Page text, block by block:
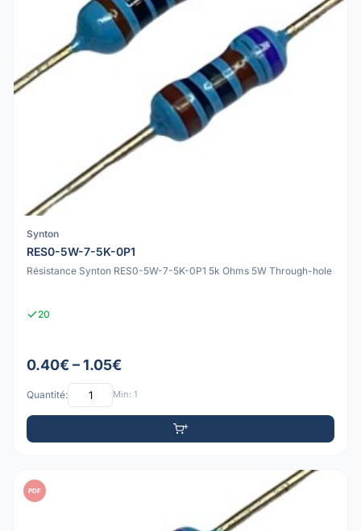
Synton
RES0-5W-7-5K-0P1
Résistance Synton RES0-5W-7-5K-0P1 5k Ohms 5W Through-hole
20
0.40€ – 1.05€
Quantité: Min: 1
PDF